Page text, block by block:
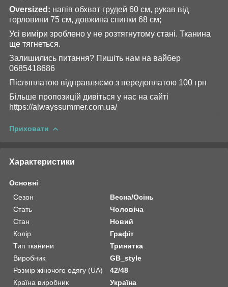
Оversized: напів обхват грудей 60 см, рукав від
горловини 75 см, довжина спинки 68 см;
Усі виміри зроблено у не розтягнутому стані. Тканина
ще тягнеться.
Залишились питання? Пишіть нам на вайбер
0685418686
Післяплатою відправляємо з передоплатою 100 грн
Більше пропозицій дивіться у нас на сайті
https://alwayssummer.com.ua/
Приховати
Характеристики
Основні
Сезон
Весна/Осінь
Стать
Чоловіча
Стан
Новий
Колір
Графіт
Тип тканини
Тринитка
Виробник
GB_style
Розмір жіночого одягу (UA)
42/48
Країна виробник
Україна